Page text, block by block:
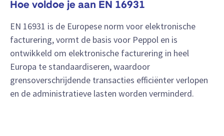
Hoe voldoe je aan EN 16931
EN 16931 is de Europese norm voor elektronische
facturering, vormt de basis voor Peppol en is
ontwikkeld om elektronische facturering in heel
Europa te standaardiseren, waardoor
grensoverschrijdende transacties efficiënter verlopen
en de administratieve lasten worden verminderd.